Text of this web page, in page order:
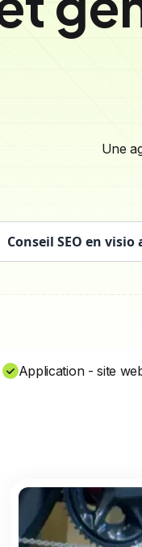
Une
Conseil SEO en
Application - site